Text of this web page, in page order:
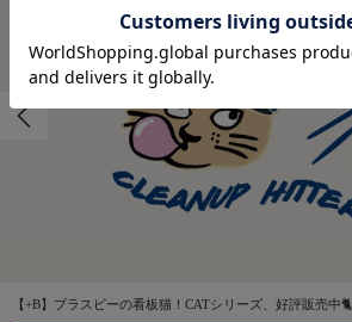
【+B】プラスビーの看板猫！CATシリーズ、好評販売中🐈